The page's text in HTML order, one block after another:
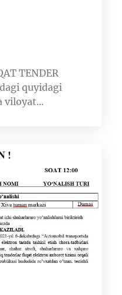
TENDER
quyidagi
viloyat...